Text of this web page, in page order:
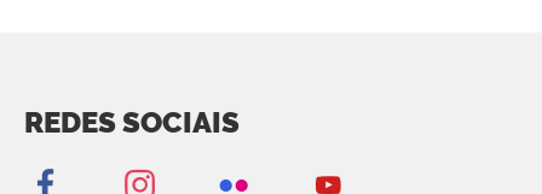
REDES SOCIAIS